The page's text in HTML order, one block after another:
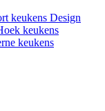
keukens Design
keukens
keukens